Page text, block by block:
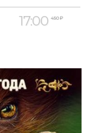
17:00 450 ₽